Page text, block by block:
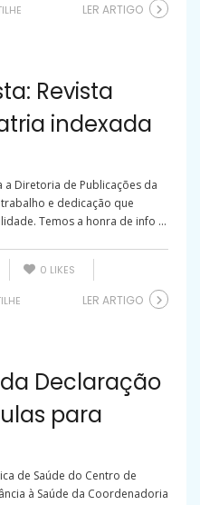
LER ARTIGO
Revista
indexada
Diretoria de Publicações da
trabalho e dedicação que
Temos a honra de info ...
0 LIKES
LER ARTIGO
Declaração
para
de Saúde do Centro de
à Saúde da Coordenadoria